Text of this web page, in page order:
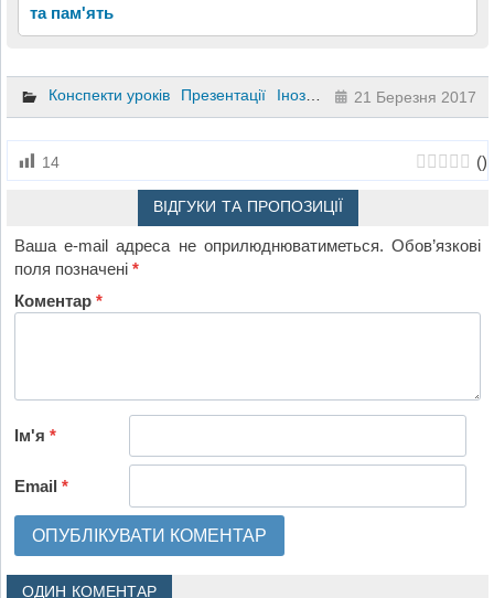
та пам'ять
Конспекти уроків Презентації Іноземна мова 5 клас
21 Березня 2017
14 ()
ВІДГУКИ ТА ПРОПОЗИЦІЇ
Ваша e-mail адреса не оприлюднюватиметься. Обов’язкові
поля позначені*
Коментар*
Ім'я*
Email*
ОДИН КОМЕНТАР